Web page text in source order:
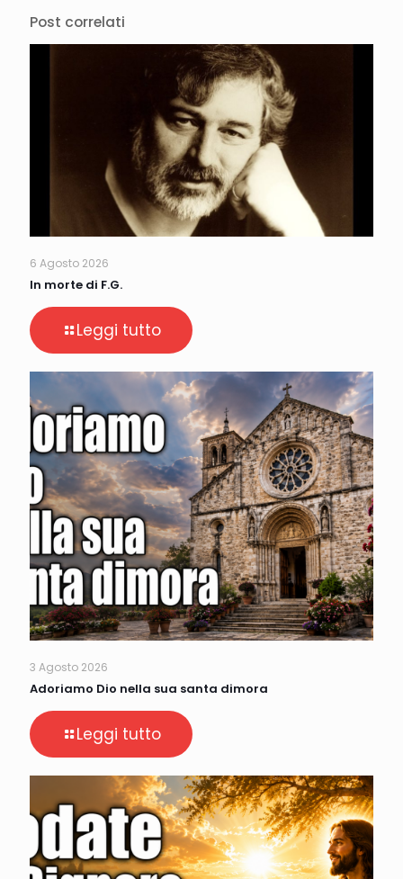
Post correlati
6 Agosto 2026
In morte di F.G.
Leggi tutto
3 Agosto 2026
Adoriamo Dio nella sua santa dimora
Leggi tutto